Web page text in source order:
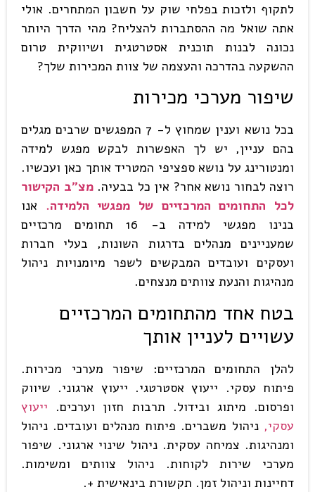
לתקוף ולזכות בפלחי שוק על חשבון המתחרים. אולי
אתה שואל מה ההסתברות להצליח? מהי הדרך היותר
נכונה לבנות תוכנית אסטרטגית ושיווקית טרום
ההשקעה בהדרכה והעצמה של צוות המכירות שלך?
שיפור מערכי מכירות
בכל נושא וענין שמחוץ ל- 7 המפגשים שרבים מגלים
בהם עניין, יש לך האפשרות לבקש מפגש למידה
ומנטורינג על נושא ספציפי המטריד אותך כאן ועכשיו.
רוצה לבחור נושא אחר? אין כל בבעיה.מצ"ב הקישור
לכל התחומים המרכזיים של מפגשי הלמידה. אנו
בנינו מפגשי למידה ב- 16 תחומים מרכזיים
שמעניינים מנהלים בדרגות השונות, בעלי חברות
ועסקים ועובדים המבקשים לשפר מיומנויות ניהול
מנהיגות והנעת צוותים מנצחים.
בטח אחד מהתחומים המרכזיים
עשויים לעניין אותך
להלן התחומים המרכזיים: שיפור מערכי מכירות.
פיתוח עסקי. ייעוץ אסטרטגי. ייעוץ ארגוני. שיווק
ופרסום. מיתוג ובידול. תרבות חזון וערכים. ייעוץ
עסקי, ניהול משברים. פיתוח מנהלים ועובדים. ניהול
ומנהיגות. צמיחה עסקית. ניהול שינוי ארגוני. שיפור
מערכי שירות לקוחות. ניהול צוותים ומשימות.
דחיינות וניהול זמן. תקשורת בינאישית +.